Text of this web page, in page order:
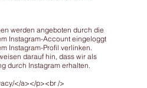
werden angeboten durch die
Instagram-Account eingeloggt
Instagram-Profil verlinken.
darauf hin, dass wir als
durch Instagram erhalten.
</a></p><br />